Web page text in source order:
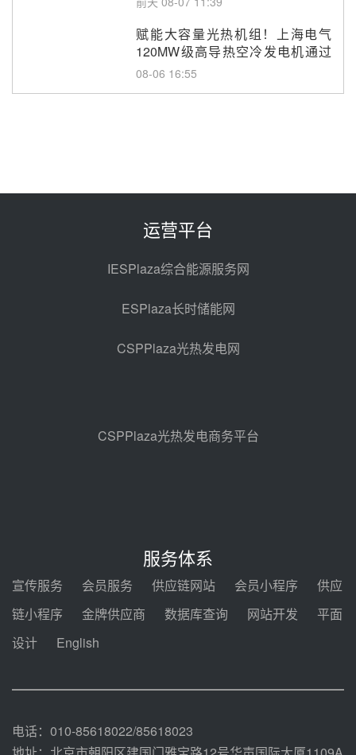
赋能大容量光热机组！上海电气
120MW级高导热空冷发电机通过
型式试验
08-06 16:55
100MW光工程性能试验采购
光热示范电站二列蒸汽发生器设备
亚核阀业中标天山北麓100MW光
热发电工程EPC总承包项目熔盐截
止阀、熔盐三偏心蝶阀采购
08-05 17:15
包项目熔盐介质超声波流量计采购
08-05 17:09
电机组灵活性改造项目三元液态盐
采购合同
迪尔化工预中标华能西安热工院
2026-2029年熔盐介质框架协议
100MW光热项目机组调试及性能
运营平台
IESPlaza综合能源服务网
ESPlaza长时储能网
CSPPlaza光热发电网
CSPPlaza光热发电商务平台
服务体系
宣传服务 会员服务 供应链网站 会员小程序
供应
链小程序
金牌供应商 数据库查询 网站开发
平面
设计
English
电话：010-85618022/85618023